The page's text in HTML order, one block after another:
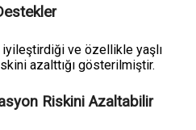
ve özellikle yaşlı
azalttığı gösterilmiştir.
Riskini Azaltabilir